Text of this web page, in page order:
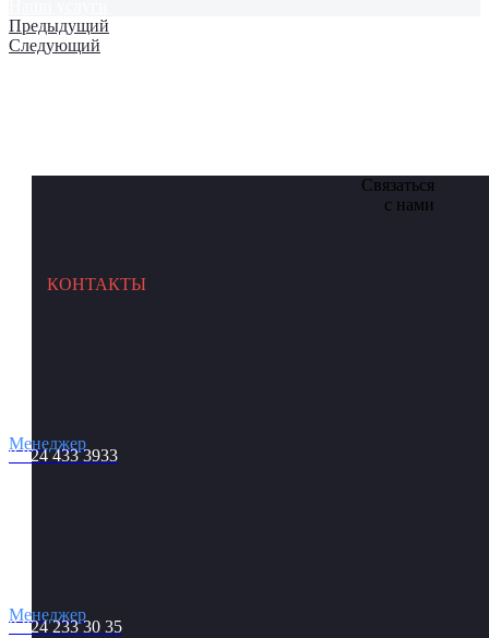
Предыдущий
Следующий
Связаться
с нами
КОНТАКТЫ
Менеджер
8 924 433 3933
Менеджер
8 924 233 30 35